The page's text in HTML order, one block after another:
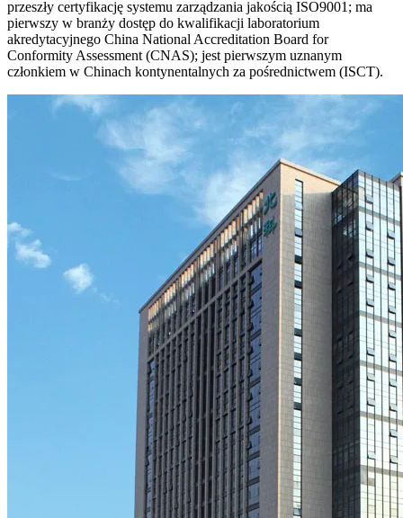
przeszły certyfikację systemu zarządzania jakością ISO9001; ma
pierwszy w branży dostęp do kwalifikacji laboratorium
akredytacyjnego China National Accreditation Board for
Conformity Assessment (CNAS); jest pierwszym uznanym
członkiem w Chinach kontynentalnych za pośrednictwem (ISCT).